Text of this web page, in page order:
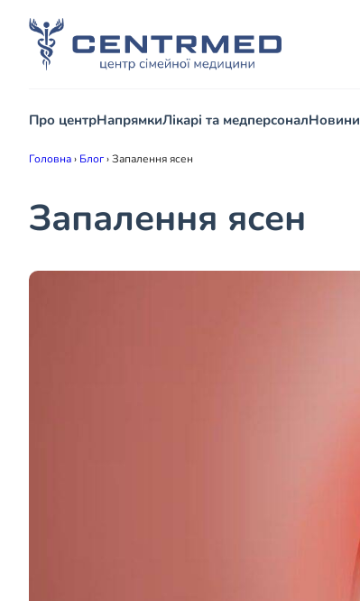
Про центрНапрямкиЛікарі та медперсоналНовини
Головна› Блог›Запалення ясен
Запалення ясен